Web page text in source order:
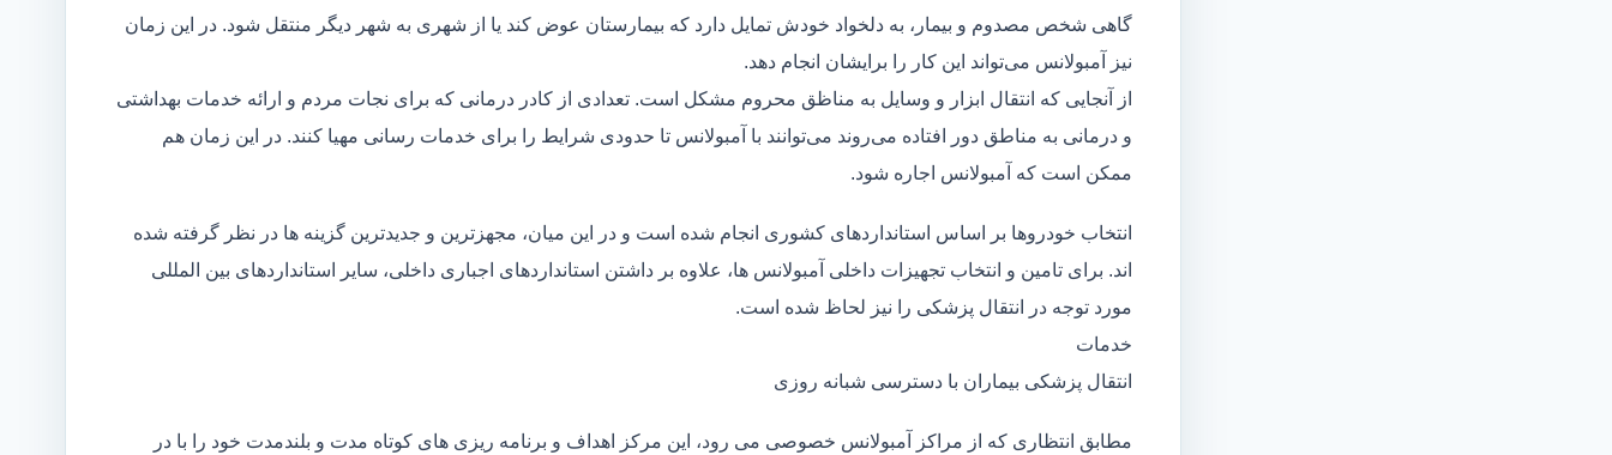
گاهی شخص مصدوم و بیمار، به دلخواد خودش تمایل دارد که بیمارستان عوض کند یا از شهری به شهر دیگر منتقل شود. در این زمان
نیز آمبولانس می‌تواند این کار را برایشان انجام دهد.
از آنجایی که انتقال ابزار و وسایل به مناظق محروم مشکل است. تعدادی از کادر درمانی که برای نجات مردم و ارائه خدمات بهداشتی
و درمانی به مناطق دور افتاده می‌روند می‌توانند با آمبولانس تا حدودی شرایط را برای خدمات رسانی مهیا کنند. در این زمان هم
ممکن است که آمبولانس اجاره شود.
انتخاب خودروها بر اساس استانداردهای کشوری انجام شده است و در این میان، مجهزترین و جدیدترین گزینه ها در نظر گرفته شده
اند. برای تامین و انتخاب تجهیزات داخلی آمبولانس ها، علاوه بر داشتن استانداردهای اجباری داخلی، سایر استانداردهای بین المللی
مورد توجه در انتقال پزشکی را نیز لحاظ شده است.
خدمات
انتقال پزشکی بیماران با دسترسی شبانه روزی
مطابق انتظاری که از مراکز آمبولانس خصوصی می رود، این مرکز اهداف و برنامه ریزی های کوتاه مدت و بلندمدت خود را با در